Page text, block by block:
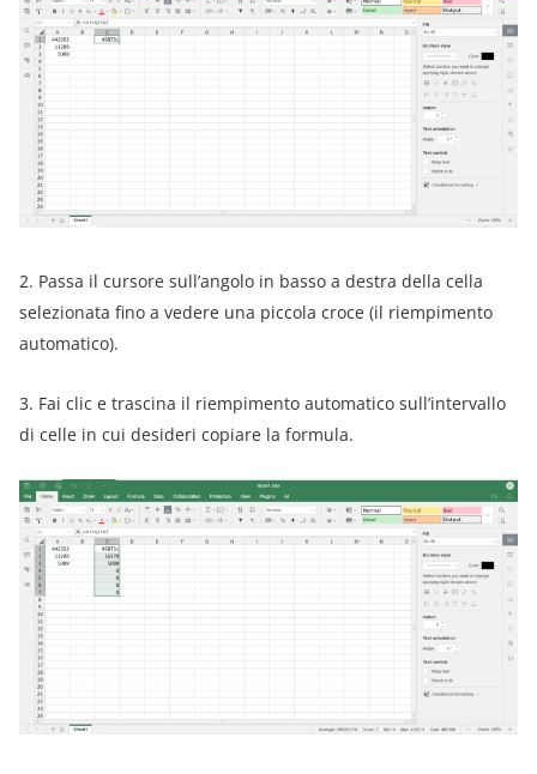
2. Passa il cursore sull’angolo in basso a destra della cella
selezionata fino a vedere una piccola croce (il riempimento
automatico).
3. Fai clic e trascina il riempimento automatico sull’intervallo
di celle in cui desideri copiare la formula.